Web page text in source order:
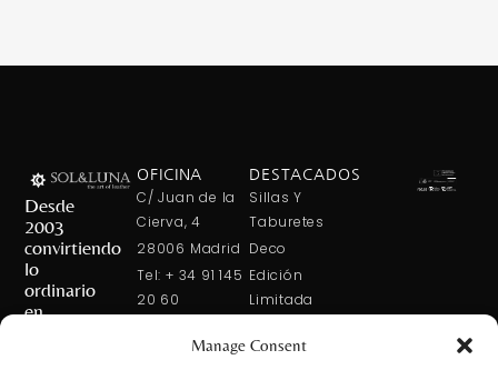
Manage Consent
Desde
2003
convirtiendo
lo
ordinario
en
OFICINA
C/ Juan de la
Cierva, 4
28006 Madrid
Tel: + 34 91 145
20 60
DESTACADOS
Sillas Y
Taburetes
Deco
Edición
Limitada
Mesa